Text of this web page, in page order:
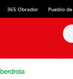
365 Obrador Pueblo